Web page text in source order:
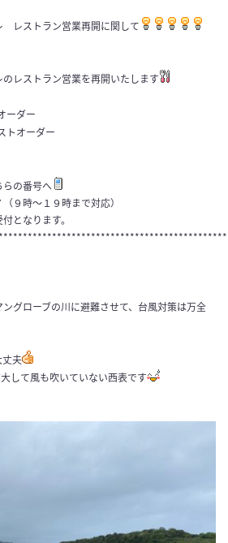
レストラン営業再開に関して
レストラン営業を再開いたします
ーダー
トオーダー
らの番号へ
９時～１９時まで対応）
となります。
グローブの川に避難させて、台風対策は万全
丈夫
して風も吹いていない西表です